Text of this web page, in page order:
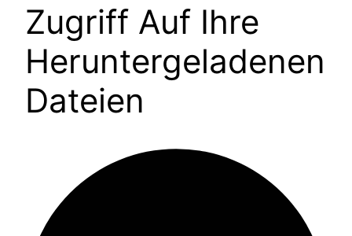
Zugriff Auf Ihre
Heruntergeladenen
Dateien